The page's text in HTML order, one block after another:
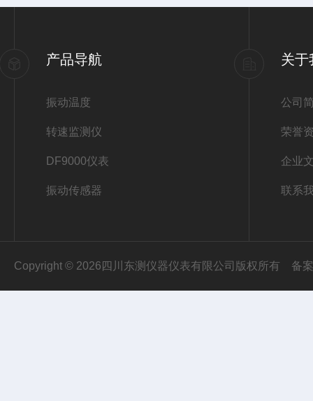
产品导航
振动温度
转速监测仪
DF9000仪表
振动传感器
关于
公司
荣誉
企业
联系
Copyright © 2026四川东测仪器仪表有限公司版权所有 备